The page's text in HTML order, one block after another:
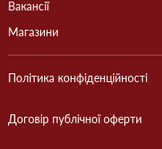
Вакансії
Магазини
Політика конфіденційності
Договір публічної оферти